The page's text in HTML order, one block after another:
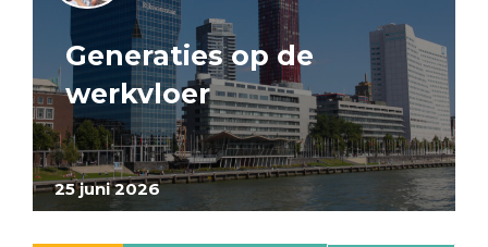
25 juni 2026
Generaties op de
werkvloer